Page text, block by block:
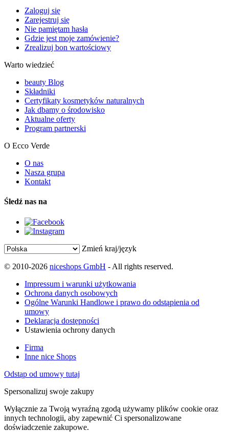
Zaloguj się
Zarejestruj się
Nie pamiętam hasła
Gdzie jest moje zamówienie?
Zrealizuj bon wartościowy
Warto wiedzieć
beauty Blog
Składniki
Certyfikaty kosmetyków naturalnych
Jak dbamy o środowisko
Aktualne oferty
Program partnerski
O Ecco Verde
O nas
Nasza grupa
Kontakt
Śledź nas na
Zmień kraj/język
© 2010-2026 niceshops GmbH - All rights reserved.
Impressum i warunki użytkowania
Ochrona danych osobowych
Ogólne Warunki Handlowe i prawo do odstąpienia od
umowy
Deklaracja dostępności
Ustawienia ochrony danych
Firma
Inne nice Shops
Odstąp od umowy tutaj
Spersonalizuj swoje zakupy
Wyłącznie za Twoją wyraźną zgodą używamy plików cookie oraz
innych technologii, aby zapewnić Ci spersonalizowane
doświadczenie zakupowe.